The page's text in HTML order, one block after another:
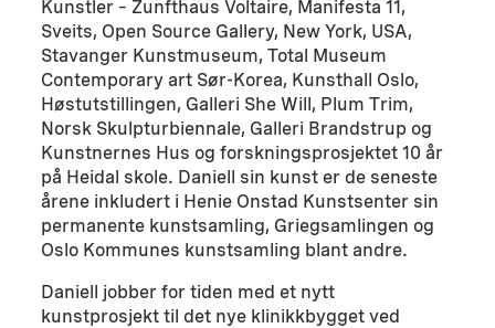
Kunstler – Zunfthaus Voltaire, Manifesta 11,
Sveits, Open Source Gallery, New York, USA,
Stavanger Kunstmuseum, Total Museum
Contemporary art Sør-Korea, Kunsthall Oslo,
Høstutstillingen, Galleri She Will, Plum Trim,
Norsk Skulpturbiennale, Galleri Brandstrup og
Kunstnernes Hus og forskningsprosjektet 10 år
på Heidal skole. Daniell sin kunst er de seneste
årene inkludert i Henie Onstad Kunstsenter sin
permanente kunstsamling, Griegsamlingen og
Oslo Kommunes kunstsamling blant andre.
Daniell jobber for tiden med et nytt
kunstprosjekt til det nye klinikkbygget ved